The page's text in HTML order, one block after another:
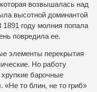
возвышалась над
высотной доминантой
году молния попала
повредила ее.
элементы перекрытия
Но работу
барочные
«Не то блин, не то гриб»